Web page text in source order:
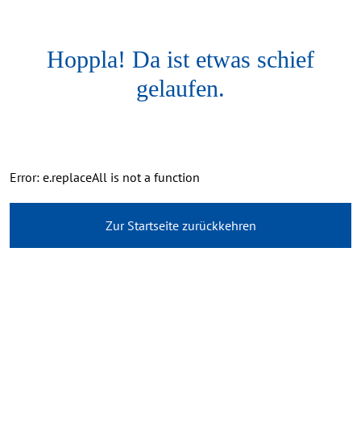
Hoppla! Da ist etwas schief
gelaufen.
Error: e.replaceAll is not a function
Zur Startseite zurückkehren